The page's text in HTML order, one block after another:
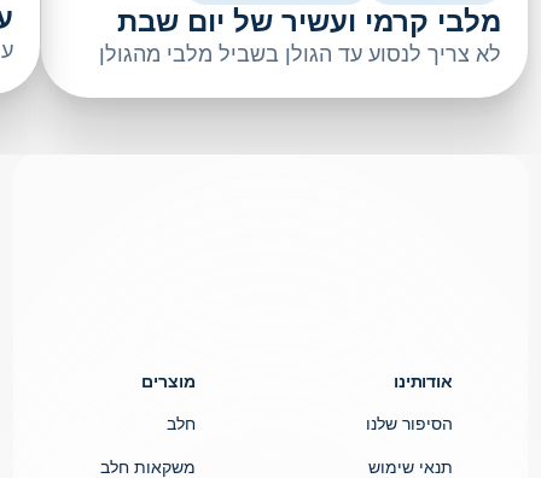
מלבי קרמי ועשיר של יום שבת
לא צריך לנסוע עד הגולן בשביל מלבי מהגולן
אודותינו
הסיפור שלנו
תנאי שימוש
מוצרים
חלב
משקאות חלב